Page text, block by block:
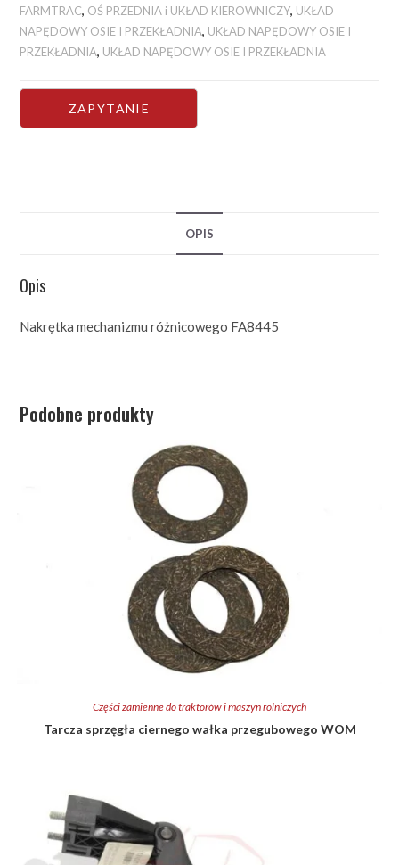
FARMTRAC, OŚ PRZEDNIA i UKŁAD KIEROWNICZY, UKŁAD
NAPĘDOWY OSIE I PRZEKŁADNIA, UKŁAD NAPĘDOWY OSIE I
PRZEKŁADNIA, UKŁAD NAPĘDOWY OSIE I PRZEKŁADNIA
OPIS
Opis
Nakrętka mechanizmu różnicowego FA8445
Podobne produkty
Części zamienne do traktorów i maszyn rolniczych
Tarcza sprzęgła ciernego wałka przegubowego WOM